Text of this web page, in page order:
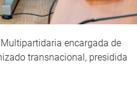
encargada de
transnacional, presidida